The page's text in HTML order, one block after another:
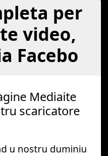
per
video,
Facebo
Mediaite
scaricatore
u nostru duminiu